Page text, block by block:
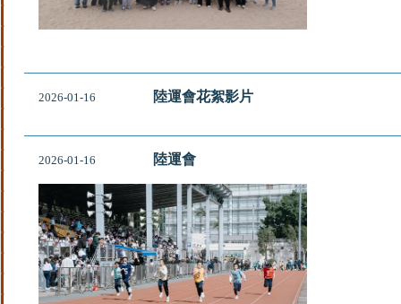
2026-01-16 陸運會花絮影片
2026-01-16 陸運會